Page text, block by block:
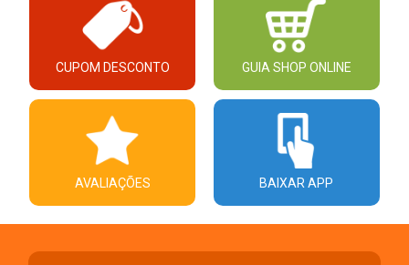
CUPOM DESCONTO GUIA SHOP ONLINE
AVALIAÇÕES BAIXAR APP